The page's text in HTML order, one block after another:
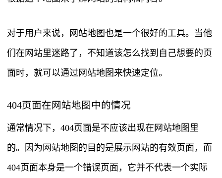
对于用户来说，网站地图也是一个很好的工具。当他
们在网站里迷路了，不知道该怎么找到自己想要的页
面时，就可以通过网站地图来快速定位。
404页面在网站地图中的情况
通常情况下，404页面是不应该出现在网站地图里
的。因为网站地图的目的是展示网站的有效页面，而
404页面本身是一个错误页面，它并不代表一个实际